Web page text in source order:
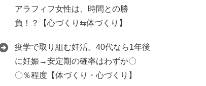
アラフィフ女性は、時間との勝
負！？【心づくり⇆体づくり】
疫学で取り組む妊活。40代なら1年後
に妊娠→安定期の確率はわずか〇
〇％程度【体づくり・心づくり】